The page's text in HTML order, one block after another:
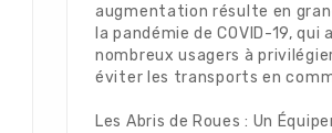
augmentation résulte en
la pandémie de COVID-19, qui
nombreux usagers à
éviter les transports en
Les Abris de Roues : Un